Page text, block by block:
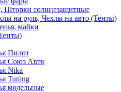
Шторки солнцезащитные
на руль, Чехлы на авто (Тенты)
майки
Пилот
Союз Авто
Nika
Tuning
модельные